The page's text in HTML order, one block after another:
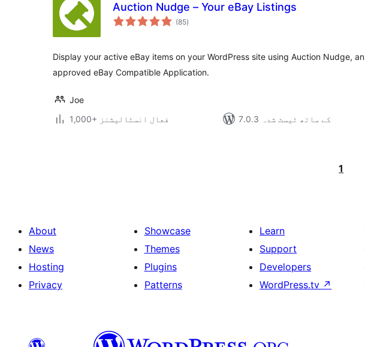
Auction Nudge – Your eBay Listings
(85مجموعی
درجہ
)
Display your active eBay items on your WordPress site using Auction Nudge, an
approved eBay Compatible Application.
Joe
1,000+ فعال انسٹالیشنز
7.0.3 کے ساتھ ٹیسٹ شدہ
1
About
News
Hosting
Privacy
Showcase
Themes
Plugins
Patterns
Learn
Support
Developers
WordPress.tv ↗